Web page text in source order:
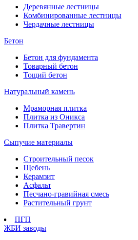
Деревянные лестницы
Комбинированные лестницы
Чердачные лестницы
Бетон
Бетон для фундамента
Товарный бетон
Тощий бетон
Натуральный камень
Мраморная плитка
Плитка из Оникса
Плитка Травертин
Сыпучие материалы
Строительный песок
Щебень
Керамзит
Асфальт
Песчано-гравийная смесь
Растительный грунт
ПГП
ЖБИ заводы